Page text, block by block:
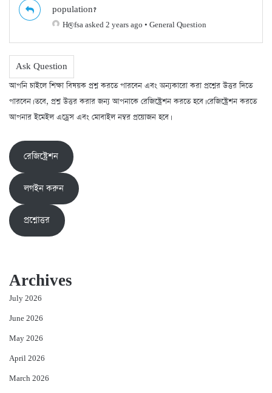
population?
H@fsa asked 2 years ago • General Question
Ask Question
আপনি চাইলে শিক্ষা বিষয়ক প্রশ্ন করতে পারবেন এবং অন্যকারো করা প্রশ্নের উত্তর দিতে
পারবেন। তবে, প্রশ্ন উত্তর করার জন্য আপনাকে রেজিষ্ট্রেশন করতে হবে। রেজিষ্ট্রেশন করতে
আপনার ইমেইল এড্রেস এবং মোবাইল নম্বর প্রয়োজন হবে।
রেজিষ্ট্রেশন
লগইন করুন
প্রশ্নোত্তর
Archives
July 2026
June 2026
May 2026
April 2026
March 2026